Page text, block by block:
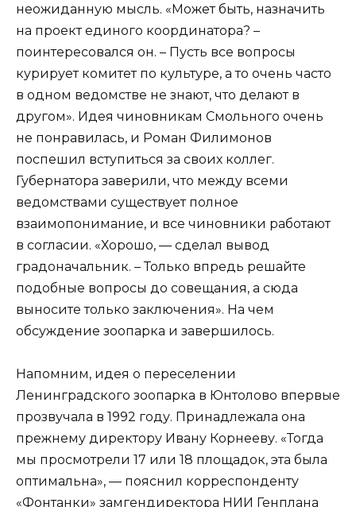
неожиданную мысль. «Может быть, назначить
на проект единого координатора? –
поинтересовался он. – Пусть все вопросы
курирует комитет по культуре, а то очень часто
в одном ведомстве не знают, что делают в
другом». Идея чиновникам Смольного очень
не понравилась, и Роман Филимонов
поспешил вступиться за своих коллег.
Губернатора заверили, что между всеми
ведомствами существует полное
взаимопонимание, и все чиновники работают
в согласии. «Хорошо, — сделал вывод
градоначальник. – Только впредь решайте
подобные вопросы до совещания, а сюда
выносите только заключения». На чем
обсуждение зоопарка и завершилось.
Напомним, идея о переселении
Ленинградского зоопарка в Юнтолово впервые
прозвучала в 1992 году. Принадлежала она
прежнему директору Ивану Корнееву. «Тогда
мы просмотрели 17 или 18 площадок, эта была
оптимальна», — пояснил корреспонденту
«Фонтанки» замгендиректора НИИ Генплана